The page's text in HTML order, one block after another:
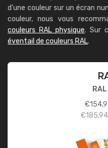
d'une couleur sur un écran
couleur, nous vous
couleurs RAL physique. Sur
éventail de couleurs RAL.
€
€185,94